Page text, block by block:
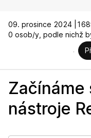
09. prosince 2024 |
0 osob/y, podle nichž
Začínáme
nástroje